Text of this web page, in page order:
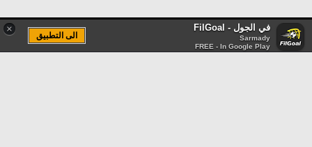
× في الجول - FilGoal
Sarmady
FREE - In Google Play
الى التطبيق